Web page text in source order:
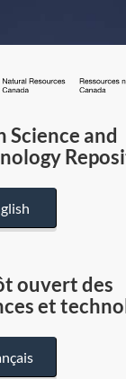
Science and
ouvert des
et